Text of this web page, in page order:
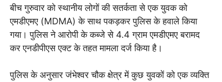
बीच गुरुवार को स्थानीय लोगों की सतर्कता से एक युवक को
एमडीएमए (MDMA) के साथ पकड़कर पुलिस के हवाले किया
गया। पुलिस ने आरोपी के कब्जे से 4.4 ग्राम एमडीएमए बरामद
कर एनडीपीएस एक्ट के तहत मामला दर्ज किया है।
पुलिस के अनुसार जंभेश्वर चौक क्षेत्र में कुछ युवकों को एक व्यक्ति